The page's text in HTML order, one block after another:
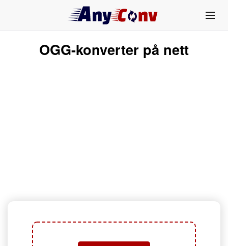
OGG-konverter på nett